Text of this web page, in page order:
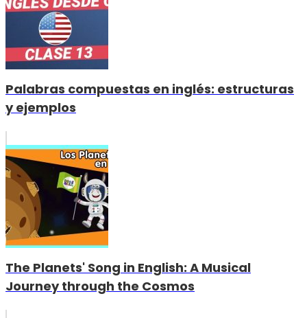
Palabras compuestas en inglés: estructuras
y ejemplos
The Planets' Song in English: A Musical
Journey through the Cosmos